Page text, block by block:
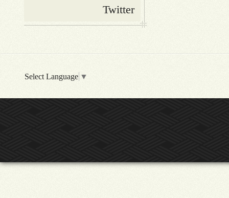
Twitter
Select Language ▼